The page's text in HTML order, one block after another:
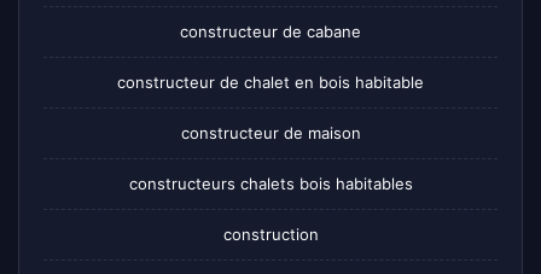
constructeur de cabane
constructeur de chalet en bois habitable
constructeur de maison
constructeurs chalets bois habitables
construction